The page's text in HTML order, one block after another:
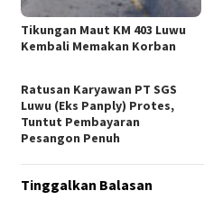
Tikungan Maut KM 403 Luwu
Kembali Memakan Korban
Ratusan Karyawan PT SGS
Luwu (Eks Panply) Protes,
Tuntut Pembayaran
Pesangon Penuh
Tinggalkan Balasan